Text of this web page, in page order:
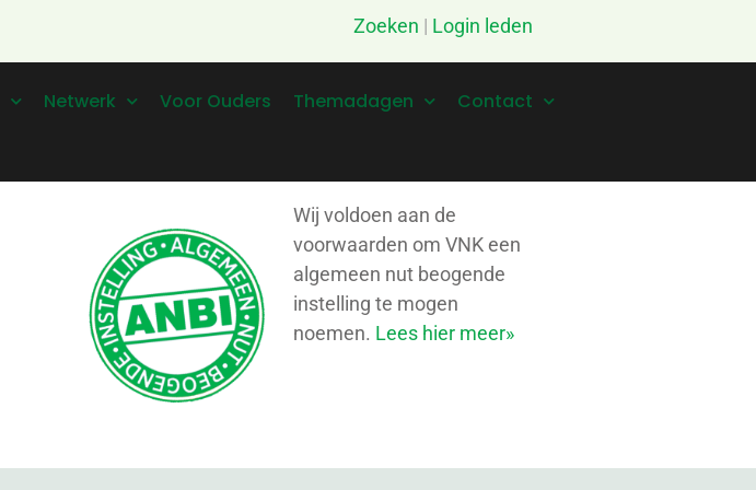
Zoeken | Login leden
Netwerk Voor Ouders Themadagen Contact
Wij voldoen aan de
voorwaarden om VNK een
algemeen nut beogende
instelling te mogen
noemen. Lees hier meer»